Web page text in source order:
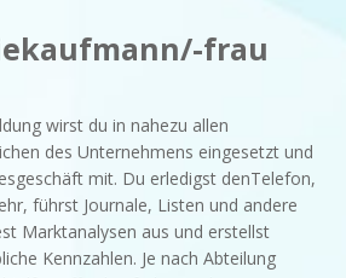
frau
wirst du in nahezu allen
des Unternehmens eingesetzt und
mit. Du erledigst denTelefon,
führst Journale, Listen und andere
Marktanalysen aus und erstellst
Kennzahlen. Je nach Abteilung